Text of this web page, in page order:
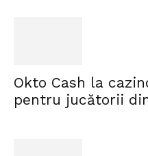
Okto Cash la
pentru jucătorii